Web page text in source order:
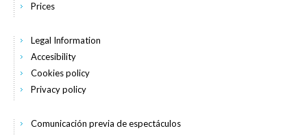
Prices
Legal Information
Accesibility
Cookies policy
Privacy policy
Comunicación previa de espectáculos